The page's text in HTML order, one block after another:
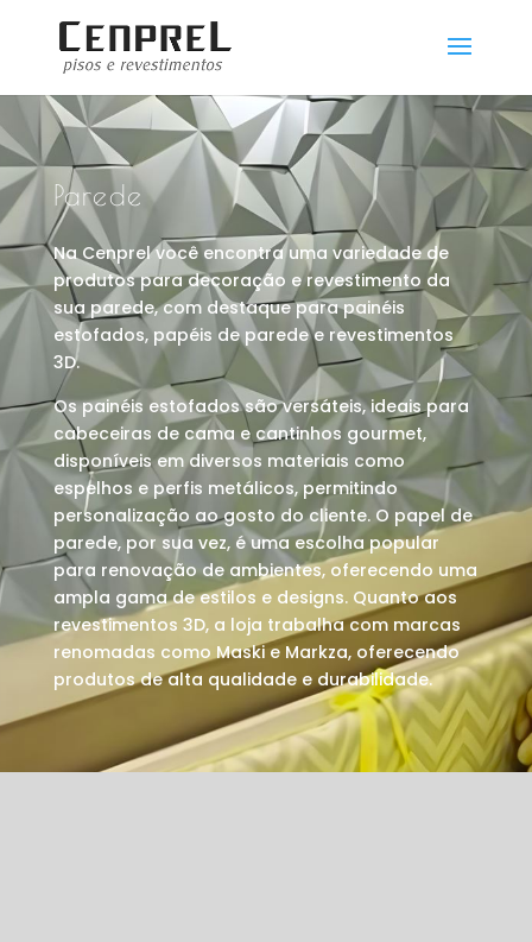
Parede
Na Cenprel você encontra uma variedade de
produtos para decoração e revestimento da
sua parede, com destaque para painéis
estofados, papéis de parede e revestimentos
3D.
Os painéis estofados são versáteis, ideais para
cabeceiras de cama e cantinhos gourmet,
disponíveis em diversos materiais como
espelhos e perfis metálicos, permitindo
personalização ao gosto do cliente. O papel de
parede, por sua vez, é uma escolha popular
para renovação de ambientes, oferecendo uma
ampla gama de estilos e designs. Quanto aos
revestimentos 3D, a loja trabalha com marcas
renomadas como Maski e Markza, oferecendo
produtos de alta qualidade e durabilidade.